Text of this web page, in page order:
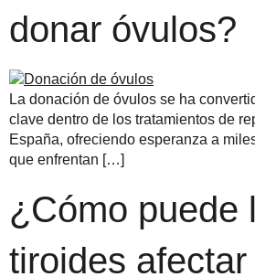
donar óvulos?
La donación de óvulos se ha
clave dentro de los tratamientos de
España, ofreciendo esperanza a
que enfrentan […]
¿Cómo puede
tiroides afectar